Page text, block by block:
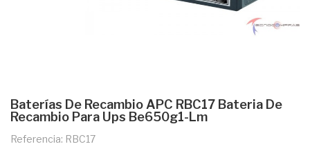
Baterías De Recambio APC RBC17 Bateria De
Recambio Para Ups Be650g1-Lm
Referencia: RBC17